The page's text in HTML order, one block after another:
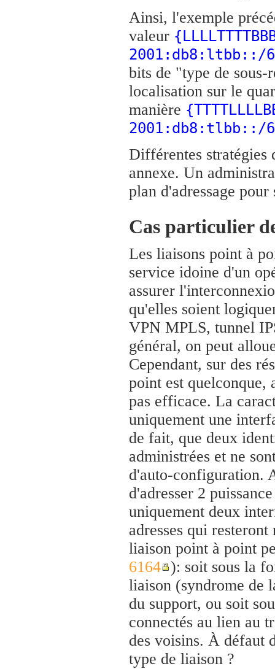
Ainsi, l'exemple
valeur
2001:db8:ltbb::/
bits de "type de sous-
localisation sur le
manière
2001:db8:tlbb::/
Différentes stratégies
annexe. Un
plan d'adressage pour
Cas particulier
Les liaisons point à
service idoine d'un
assurer
qu'elles soient
VPN MPLS, tunnel
général, on peut
Cependant, sur des
point est quelconque,
pas efficace. La
uniquement une
de fait, que deux
administrées et ne
d'auto-configuration.
d'adresser 2
uniquement deux
adresses qui
liaison point à point
6164 ): soit sous la
liaison (syndrome de
du support, ou soit
connectés au lien au
des voisins. À défaut
type de liaison ?